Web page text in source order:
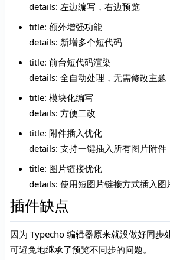
details: 左边编写，右边预览
title: 额外增强功能
details: 新增多个短代码
title: 前台短代码渲染
details: 全自动处理，无需修改主题
title: 模块化编写
details: 方便二改
title: 附件插入优化
details: 支持一键插入所有图片附件
title: 图片链接优化
details: 使用短图片链接方式插入图
插件缺点
因为 Typecho 编辑器原来就没做好同步
可避免地继承了预览不同步的问题。